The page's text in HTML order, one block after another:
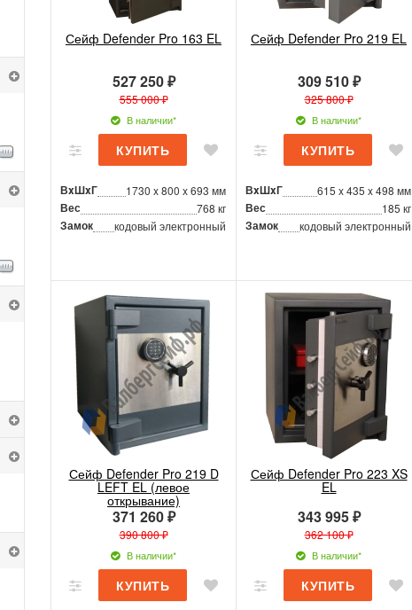
Сейф Defender Pro 163 EL
527 250 ₽
555 000 ₽
В наличии*
ВxШxГ 1730 x 800 x 693 мм
Вес 768 кг
Замок кодовый электронный
Сейф Defender Pro 219 EL
309 510 ₽
325 800 ₽
В наличии*
ВxШxГ 615 x 435 x 498 мм
Вес 185 кг
Замок кодовый электронный
Сейф Defender Pro 219 D
LEFT EL (левое
открывание)
371 260 ₽
390 800 ₽
В наличии*
Сейф Defender Pro 223 XS
EL
343 995 ₽
362 100 ₽
В наличии*